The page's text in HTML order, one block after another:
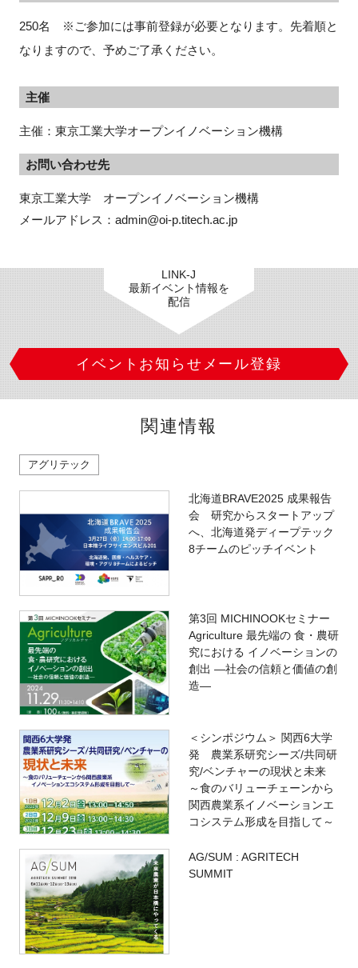
250名 ※ご参加には事前登録が必要となります。先着順と
なりますので、予めご了承ください。
主催
主催：東京工業大学オープンイノベーション機構
お問い合わせ先
東京工業大学　オープンイノベーション機構
メールアドレス：admin@oi-p.titech.ac.jp
LINK-J
最新イベント情報を
配信
イベントお知らせメール登録
関連情報
アグリテック
北海道BRAVE2025 成果報告
会 研究からスタートアップ
へ、北海道発ディープテック
8チームのピッチイベント
第3回 MICHINOOKセミナー
Agriculture 最先端の 食・農研
究における イノベーションの
創出 ―社会の信頼と価値の創
造―
＜シンポジウム＞ 関西6大学
発 農業系研究シーズ/共同研
究/ベンチャーの現状と未来
～食のバリューチェーンから
関西農業系イノベーションエ
コシステム形成を目指して～
AG/SUM : AGRITECH
SUMMIT